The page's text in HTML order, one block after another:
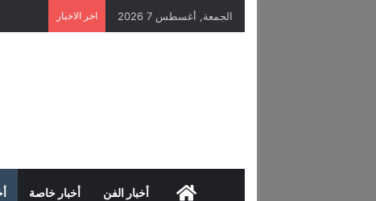
الجمعة, أغسطس 7 2026 اخر الاخبار
HOMEأخبار الفن أخبار خاصة